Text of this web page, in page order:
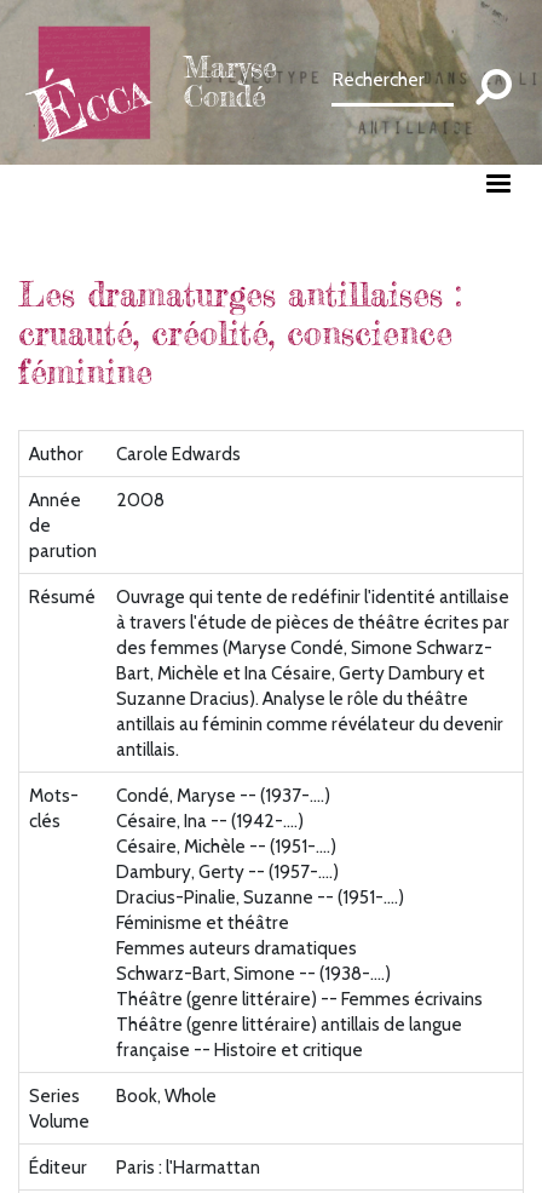
contenu
principal
Maryse
Condé
Les dramaturges antillaises :
cruauté, créolité, conscience
féminine
Author
Carole Edwards
Année
de
parution
2008
Résumé
Ouvrage qui tente de redéfinir l'identité antillaise
à travers l'étude de pièces de théâtre écrites par
des femmes (Maryse Condé, Simone Schwarz-
Bart, Michèle et Ina Césaire, Gerty Dambury et
Suzanne Dracius). Analyse le rôle du théâtre
antillais au féminin comme révélateur du devenir
antillais.
Mots-
clés
Condé, Maryse -- (1937-....)
Césaire, Ina -- (1942-....)
Césaire, Michèle -- (1951-....)
Dambury, Gerty -- (1957-....)
Dracius-Pinalie, Suzanne -- (1951-....)
Féminisme et théâtre
Femmes auteurs dramatiques
Schwarz-Bart, Simone -- (1938-....)
Théâtre (genre littéraire) -- Femmes écrivains
Théâtre (genre littéraire) antillais de langue
française -- Histoire et critique
Series
Volume
Book, Whole
Éditeur
Paris : l'Harmattan